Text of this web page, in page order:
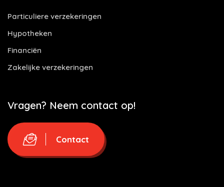
Particuliere verzekeringen
Hypotheken
Financiën
Zakelijke verzekeringen
Vragen? Neem contact op!
Contact